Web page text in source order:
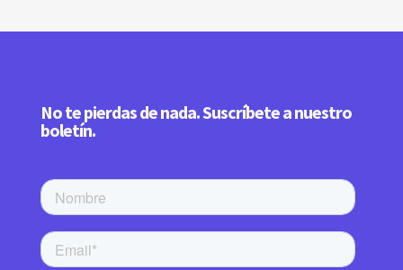
No te pierdas de nada. Suscríbete a nuestro
boletín.